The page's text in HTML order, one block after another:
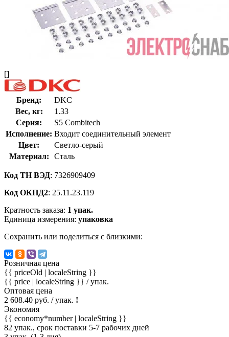
[]
Бренд:
DKC
Вес, кг:
1.33
Серия:
S5 Combitech
Исполнение: Входит соединительный элемент
Цвет:
Светло-серый
Материал:
Сталь
Код ТН ВЭД: 7326909409
Код ОКПД2: 25.11.23.119
Кратность заказа: 1 упак.
Единица измерения: упаковка
Сохранить или поделиться с близкими:
Розничная цена
{{ priceOld | localeString }}
{{ price | localeString }} / упак.
Оптовая цена
2 608.40 руб. / упак. !
Экономия
{{ economy*number | localeString }}
82 упак., срок поставки 5-7 рабочих дней